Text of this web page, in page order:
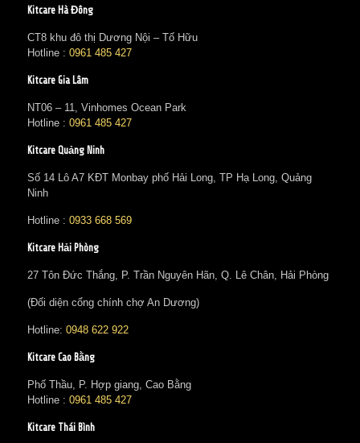
Kitcare Hà Đông
CT8 khu đô thị Dương Nội – Tố Hữu
Hotline : 0961 485 427
Kitcare Gia Lâm
NT06 – 11, Vinhomes Ocean Park
Hotline : 0961 485 427
Kitcare Quảng Ninh
Số 14 Lô A7 KĐT Monbay phố Hải Long, TP Hạ Long, Quảng
Ninh
Hotline : 0933 668 569
Kitcare Hải Phòng
27 Tôn Đức Thắng, P. Trần Nguyên Hãn, Q. Lê Chân, Hải Phòng
(Đối diện cổng chính chợ An Dương)
Hotline: 0948 622 922
Kitcare Cao Bằng
Phố Thầu, P. Hợp giang, Cao Bằng
Hotline : 0961 485 427
Kitcare Thái Bình